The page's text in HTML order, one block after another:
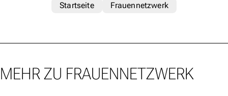
Startseite
Frauennetzwerk
MEHR ZU FRAUENNETZWERK